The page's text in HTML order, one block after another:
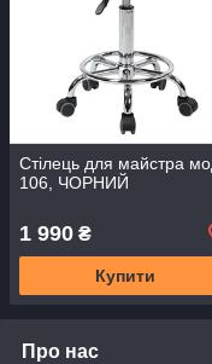
Стілець для майстра
106, ЧОРНИЙ
1 990 ₴
Купити
Про нас